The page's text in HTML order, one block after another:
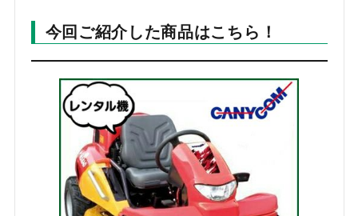
今回ご紹介した商品はこちら！